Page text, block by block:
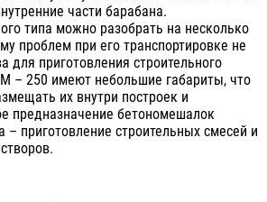
части барабана.
типа можно разобрать на несколько
проблем при его транспортировке не
для приготовления строительного
– 250 имеют небольшие габариты, что
их внутри построек и
предназначение бетономешалок
– приготовление строительных смесей и